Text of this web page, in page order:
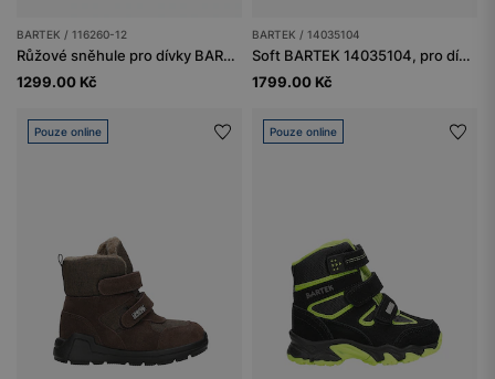
BARTEK / 116260-12
Růžové sněhule pro dívky BARTEK 116260-12
1299.00 Kč
BARTEK / 14035104
Soft BARTEK 14035104, pro dívky, růžové
1799.00 Kč
Pouze online Pouze online